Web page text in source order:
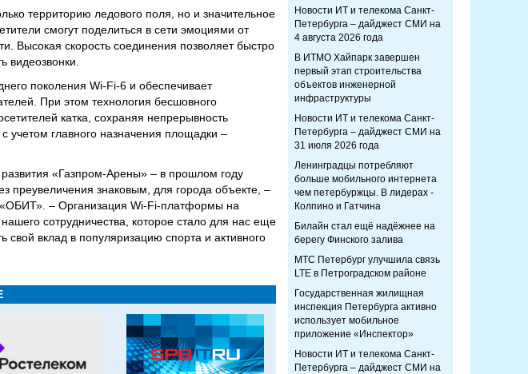
территорию ледового поля, но и значительное
смогут поделиться в сети эмоциями от
Высокая скорость соединения позволяет быстро
видеозвонки.
поколения Wi-Fi-6 и обеспечивает
При этом технология бесшовного
катка, сохраняя непрерывность
учетом главного назначения площадки –
«Газпром-Арены» – в прошлом году
преувеличения знаковым, для города объекте, –
«ОБИТ». – Организация Wi-Fi-платформы на
сотрудничества, которое стало для нас еще
вклад в популяризацию спорта и активного
Новости ИТ и телекома Санкт-
Петербурга – дайджест СМИ на
4 августа 2026 года
В ИТМО Хайпарк завершен
первый этап строительства
объектов инженерной
инфраструктуры
Новости ИТ и телекома Санкт-
Петербурга – дайджест СМИ на
31 июля 2026 года
Ленинградцы потребляют
больше мобильного интернета
чем петербуржцы. В лидерах -
Колпино и Гатчина
Билайн стал ещё надёжнее на
берегу Финского залива
МТС Петербург улучшила связь
LTE в Петроградском районе
Государственная жилищная
инспекция Петербурга активно
использует мобильное
приложение «Инспектор»
Новости ИТ и телекома Санкт-
Петербурга – дайджест СМИ на